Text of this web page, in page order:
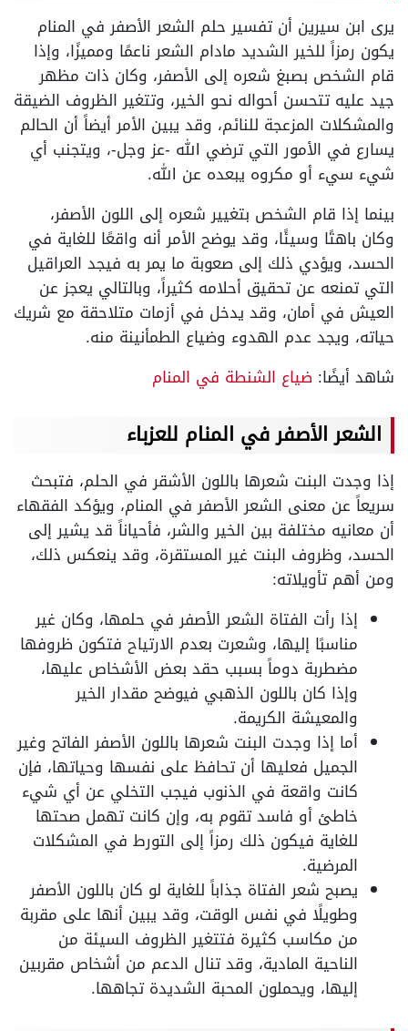
يرى ابن سيرين أن تفسير حلم الشعر الأصفر في المنام
يكون رمزاً للخير الشديد مادام الشعر ناعمًا ومميزًا، وإذا
قام الشخص بصبغ شعره إلى الأصفر، وكان ذات مظهر
جيد عليه تتحسن أحواله نحو الخير، وتتغير الظروف الضيقة
والمشكلات المزعجة للنائم، وقد يبين الأمر أيضاً أن الحالم
يسارع في الأمور التي ترضي الله -عز وجل-، ويتجنب أي
شيء سيء أو مكروه يبعده عن الله.
بينما إذا قام الشخص بتغيير شعره إلى اللون الأصفر،
وكان باهتًا وسيئًا، وقد يوضح الأمر أنه واقعًا للغاية في
الحسد، ويؤدي ذلك إلى صعوبة ما يمر به فيجد العراقيل
التي تمنعه عن تحقيق أحلامه كثيراً، وبالتالي يعجز عن
العيش في أمان، وقد يدخل في أزمات متلاحقة مع شريك
حياته، ويجد عدم الهدوء وضياع الطمأنينة منه.
شاهد أيضًا: ضياع الشنطة في المنام
الشعر الأصفر في المنام للعزباء
إذا وجدت البنت شعرها باللون الأشقر في الحلم، فتبحث
سريعاً عن معنى الشعر الأصفر في المنام، ويؤكد الفقهاء
أن معانيه مختلفة بين الخير والشر، فأحياناً قد يشير إلى
الحسد، وظروف البنت غير المستقرة، وقد ينعكس ذلك،
ومن أهم تأويلاته:
إذا رأت الفتاة الشعر الأصفر في حلمها، وكان غير
مناسبًا إليها، وشعرت بعدم الارتياح فتكون ظروفها
مضطربة دوماً بسبب حقد بعض الأشخاص عليها،
وإذا كان باللون الذهبي فيوضح مقدار الخير
والمعيشة الكريمة.
أما إذا وجدت البنت شعرها باللون الأصفر الفاتح وغير
الجميل فعليها أن تحافظ على نفسها وحياتها، فإن
كانت واقعة في الذنوب فيجب التخلي عن أي شيء
خاطئ أو فاسد تقوم به، وإن كانت تهمل صحتها
للغاية فيكون ذلك رمزاً إلى التورط في المشكلات
المرضية.
يصبح شعر الفتاة جذاباً للغاية لو كان باللون الأصفر
وطويلًا في نفس الوقت، وقد يبين أنها على مقربة
من مكاسب كثيرة فتتغير الظروف السيئة من
الناحية المادية، وقد تنال الدعم من أشخاص مقربين
إليها، ويحملون المحبة الشديدة تجاهها.